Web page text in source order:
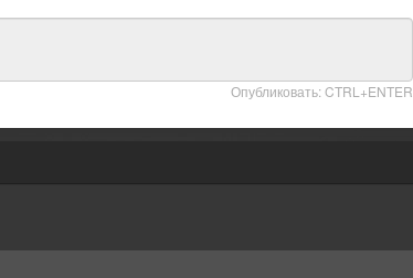
Опубликовать: CTRL+ENTER